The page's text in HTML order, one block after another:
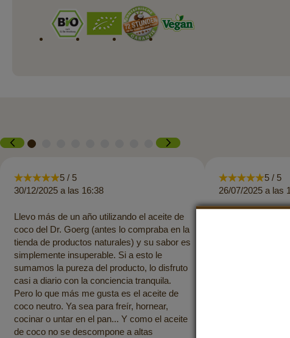
5 / 5
30/12/2025 a las 16:38
Llevo más de un año utilizando el aceite de
coco del Dr. Goerg (antes lo compraba en la
tienda de productos naturales) y su sabor es
simplemente insuperable. Si a esto le
sumamos la pureza del producto, lo disfruto
casi a diario con la conciencia tranquila.
Pero lo que más me gusta es el aceite de
coco neutro. Ya sea para freír, hornear,
cocinar o untar en el pan... Y como el aceite
de coco no se descompone a altas
5 / 5
26/07/2025 a las
y la crema de
como siempre.